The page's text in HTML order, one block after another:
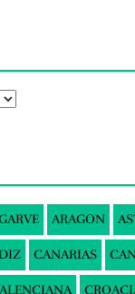
ARAGON
CANARIAS